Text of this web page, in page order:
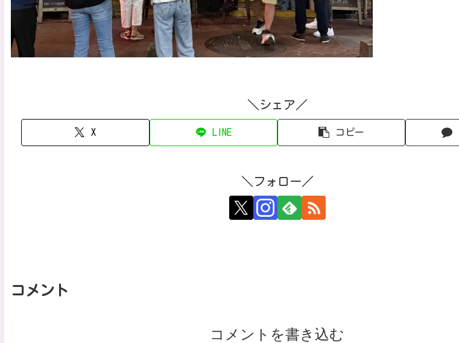
＼シェア／
X LINE コピー
＼フォロー／
コメント
コメントを書き込む